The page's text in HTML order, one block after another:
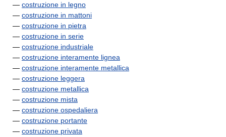
— costruzione in legno
— costruzione in mattoni
— costruzione in pietra
— costruzione in serie
— costruzione industriale
— costruzione interamente lignea
— costruzione interamente metallica
— costruzione leggera
— costruzione metallica
— costruzione mista
— costruzione ospedaliera
— costruzione portante
— costruzione privata